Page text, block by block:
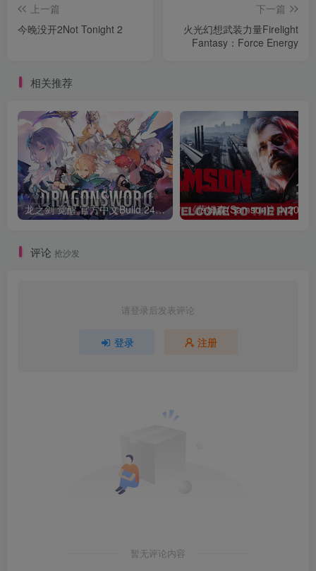
上一篇
今晚没开2Not Tonight 2
下一篇
火光幻想武装力量Firelight
Fantasy：Force Energy
相关推荐
龙之剑 觉醒 官方中文Build.24487183
评论 抢沙发
请登录后发表评论
登录 注册
暂无评论内容